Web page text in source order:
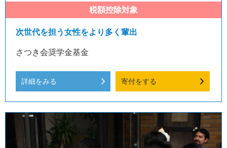
次世代を担う女性をより多く輩出
さつき会奨学金基金
詳細をみる 寄付をする